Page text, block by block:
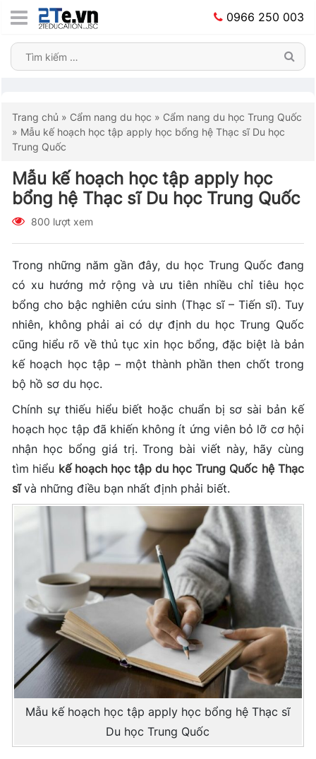
0966 250 003
Trang chủ » Cẩm nang du học » Cẩm nang du học Trung Quốc
» Mẫu kế hoạch học tập apply học bổng hệ Thạc sĩ Du học
Trung Quốc
Mẫu kế hoạch học tập apply học
bổng hệ Thạc sĩ Du học Trung Quốc
800 lượt xem
Trong những năm gần đây, du học Trung Quốc đang
có xu hướng mở rộng và ưu tiên nhiều chỉ tiêu học
bổng cho bậc nghiên cứu sinh (Thạc sĩ – Tiến sĩ). Tuy
nhiên, không phải ai có dự định du học Trung Quốc
cũng hiểu rõ về thủ tục xin học bổng, đặc biệt là bản
kế hoạch học tập – một thành phần then chốt trong
bộ hồ sơ du học.
Chính sự thiếu hiểu biết hoặc chuẩn bị sơ sài bản kế
hoạch học tập đã khiến không ít ứng viên bỏ lỡ cơ hội
nhận học bổng giá trị. Trong bài viết này, hãy cùng
tìm hiểu kế hoạch học tập du học Trung Quốc hệ Thạc
sĩvà những điều bạn nhất định phải biết.
Mẫu kế hoạch học tập apply học bổng hệ Thạc sĩ
Du học Trung Quốc